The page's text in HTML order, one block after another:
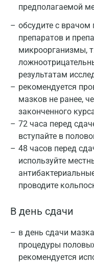
предполагаемой
обсудите с
препаратов и
микроорганизмы,
результатам
рекомендуется
мазков не ранее,
законченного
72 часа перед
вступайте в
48 часов перед
используйте
проводите
В день сдачи
в день сдачи
процедуры
рекомендуется